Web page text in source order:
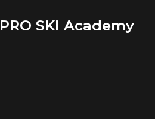
PRO SKI Academy